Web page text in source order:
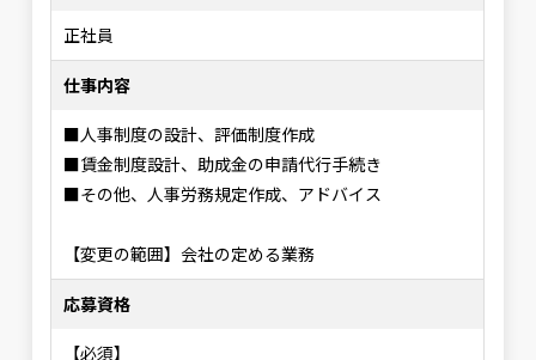
正社員
仕事内容
■人事制度の設計、評価制度作成
■賃金制度設計、助成金の申請代行手続き
■その他、人事労務規定作成、アドバイス
【変更の範囲】会社の定める業務
応募資格
【必須】